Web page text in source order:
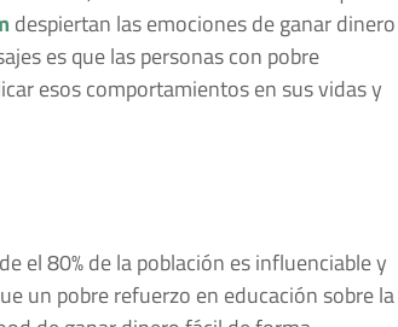
despiertan las emociones de ganar dinero
es que las personas con pobre
esos comportamientos en sus vidas y
el 80% de la población es influenciable y
un pobre refuerzo en educación sobre la